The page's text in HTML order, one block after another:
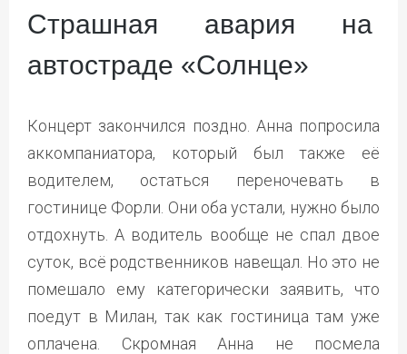
Страшная авария на
автостраде «Солнце»
Концерт закончился поздно. Анна попросила
аккомпаниатора, который был также её
водителем, остаться переночевать в
гостинице Форли. Они оба устали, нужно было
отдохнуть. А водитель вообще не спал двое
суток, всё родственников навещал. Но это не
помешало ему категорически заявить, что
поедут в Милан, так как гостиница там уже
оплачена. Скромная Анна не посмела